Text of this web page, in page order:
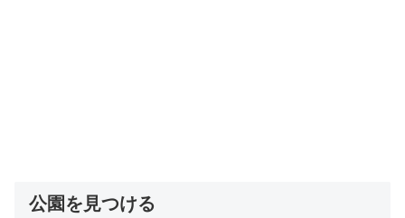
公園を見つける